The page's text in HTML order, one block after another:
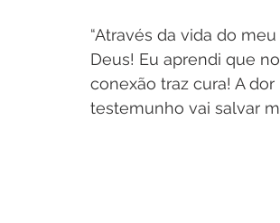
“Através da vida do
Deus! Eu aprendi que
conexão traz cura! A
testemunho vai salvar